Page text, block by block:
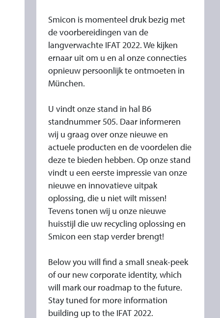
Smicon is momenteel druk bezig met
de voorbereidingen van de
langverwachte IFAT 2022. We kijken
ernaar uit om u en al onze connecties
opnieuw persoonlijk te ontmoeten in
München.
U vindt onze stand in hal B6
standnummer 505. Daar informeren
wij u graag over onze nieuwe en
actuele producten en de voordelen die
deze te bieden hebben. Op onze stand
vindt u een eerste impressie van onze
nieuwe en innovatieve uitpak
oplossing, die u niet wilt missen!
Tevens tonen wij u onze nieuwe
huisstijl die uw recycling oplossing en
Smicon een stap verder brengt!
Below you will find a small sneak-peek
of our new corporate identity, which
will mark our roadmap to the future.
Stay tuned for more information
building up to the IFAT 2022.